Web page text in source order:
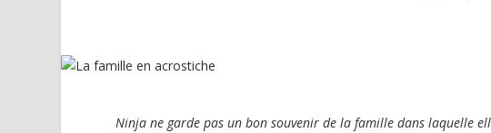
Ninja ne garde pas un bon souvenir de la famille dans laquelle